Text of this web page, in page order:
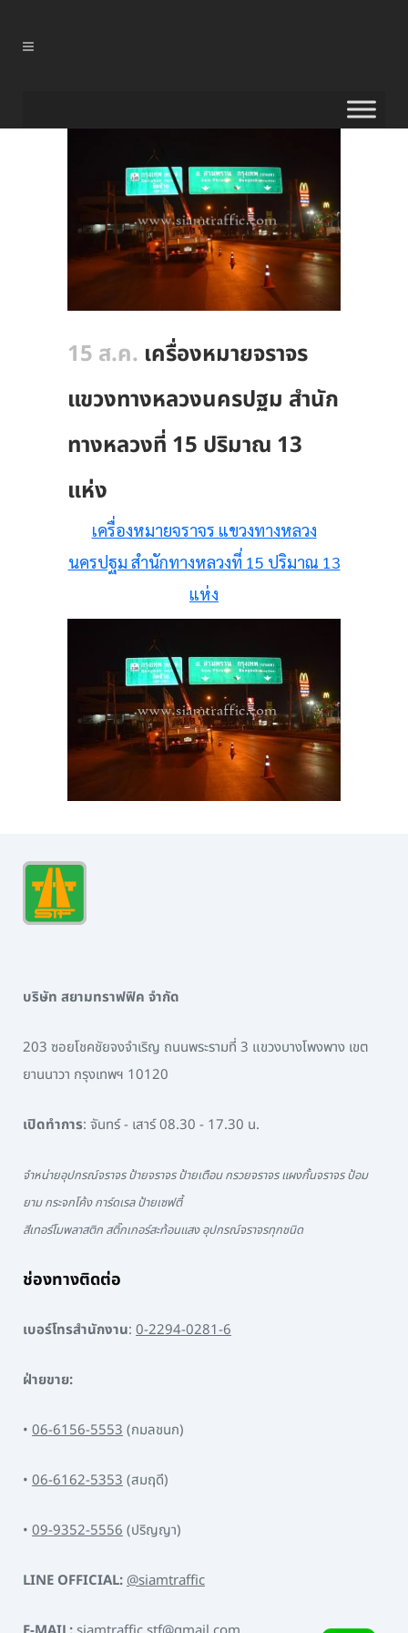
15 ส.ค. เครื่องหมายจราจร
แขวงทางหลวงนครปฐม สำนัก
ทางหลวงที่ 15 ปริมาณ 13
แห่ง
เครื่องหมายจราจร แขวงทางหลวง
นครปฐม สำนักทางหลวงที่ 15 ปริมาณ 13
แห่ง
บริษัท สยามทราฟฟิค จำกัด
203 ซอยโชคชัยจงจำเริญ ถนนพระรามที่ 3 แขวงบางโพงพาง เขต
ยานนาวา กรุงเทพฯ 10120
เปิดทำการ: จันทร์ - เสาร์ 08.30 - 17.30 น.
จำหน่ายอุปกรณ์จราจร ป้ายจราจร ป้ายเตือน กรวยจราจร แผงกั้นจราจร ป้อม
ยาม กระจกโค้ง การ์ดเรล ป้ายเซฟตี้
สีเทอร์โมพลาสติก สติ๊กเกอร์สะท้อนแสง อุปกรณ์จราจรทุกชนิด
ช่องทางติดต่อ
เบอร์โทรสำนักงาน: 0-2294-0281-6
ฝ่ายขาย:
• 06-6156-5553(กมลชนก)
• 06-6162-5353(สมฤดี)
• 09-9352-5556(ปริญญา)
LINE OFFICIAL:@siamtraffic